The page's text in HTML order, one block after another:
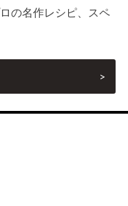
の名作レシピ、スペ